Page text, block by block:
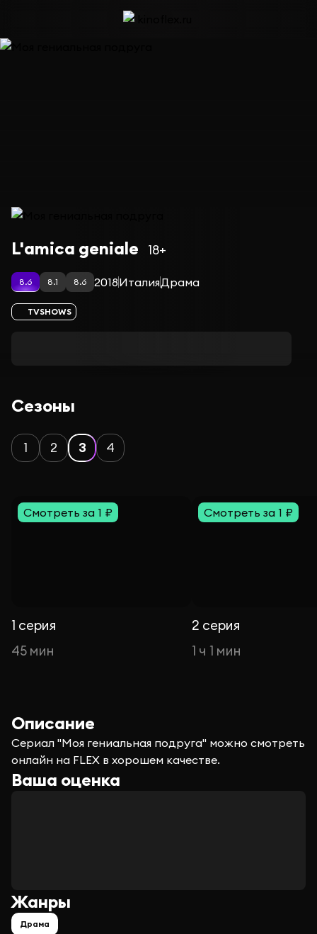
Сериал Моя гениальная подруга — сезон 3
L'amica geniale 18+
8.6 8.1 8.6 2018ИталияДрама
TVSHOWS
Сезоны
1 2 3 4
Смотреть за 1 ₽
1 серия
45 мин
Смотреть за 1 ₽
2 серия
1 ч 1 мин
Описание
Сериал "Моя гениальная подруга" можно смотреть
онлайн на FLEX в хорошем качестве.
Ваша оценка
Жанры
Драма